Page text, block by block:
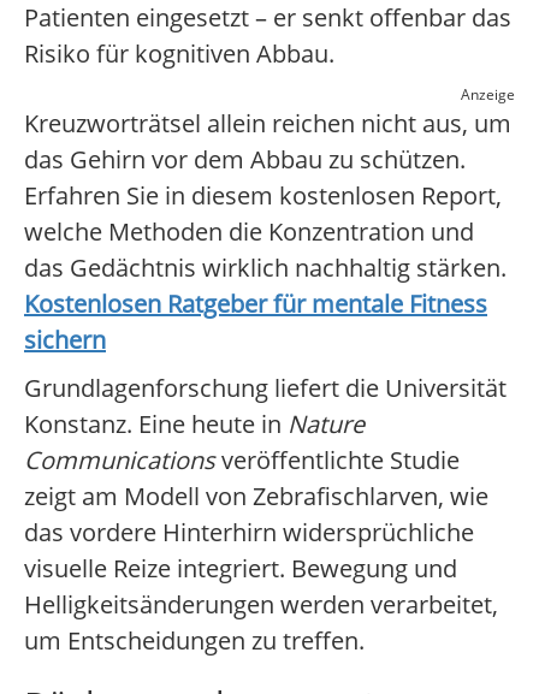
Patienten eingesetzt – er senkt offenbar das
Risiko für kognitiven Abbau.
Anzeige
Kreuzworträtsel allein reichen nicht aus, um
das Gehirn vor dem Abbau zu schützen.
Erfahren Sie in diesem kostenlosen Report,
welche Methoden die Konzentration und
das Gedächtnis wirklich nachhaltig stärken.
Kostenlosen Ratgeber für mentale Fitness
sichern
Grundlagenforschung liefert die Universität
Konstanz. Eine heute in Nature
Communicationsveröffentlichte Studie
zeigt am Modell von Zebrafischlarven, wie
das vordere Hinterhirn widersprüchliche
visuelle Reize integriert. Bewegung und
Helligkeitsänderungen werden verarbeitet,
um Entscheidungen zu treffen.